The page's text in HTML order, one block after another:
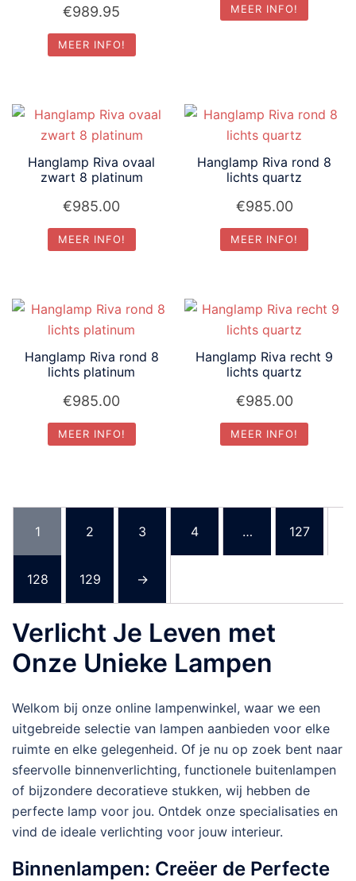
€989.95
MEER INFO!
MEER INFO!
Hanglamp Riva ovaal
zwart 8 platinum
€985.00
MEER INFO!
Hanglamp Riva rond 8
lichts quartz
€985.00
MEER INFO!
Hanglamp Riva rond 8
lichts platinum
€985.00
MEER INFO!
Hanglamp Riva recht 9
lichts quartz
€985.00
MEER INFO!
1 2 3 4 … 127
128 129 →
Verlicht Je Leven met
Onze Unieke Lampen
Welkom bij onze online lampenwinkel, waar we een
uitgebreide selectie van lampen aanbieden voor elke
ruimte en elke gelegenheid. Of je nu op zoek bent naar
sfeervolle binnenverlichting, functionele buitenlampen
of bijzondere decoratieve stukken, wij hebben de
perfecte lamp voor jou. Ontdek onze specialisaties en
vind de ideale verlichting voor jouw interieur.
Binnenlampen: Creëer de Perfecte